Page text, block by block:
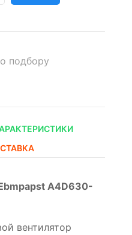
подбору
A4D630-
вентилятор